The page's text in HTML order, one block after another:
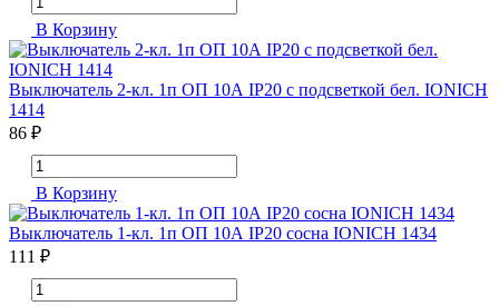
В Корзину
Выключатель 2-кл. 1п ОП 10А IP20 с подсветкой бел. IONICH
1414
86 ₽
В Корзину
Выключатель 1-кл. 1п ОП 10А IP20 сосна IONICH 1434
111 ₽